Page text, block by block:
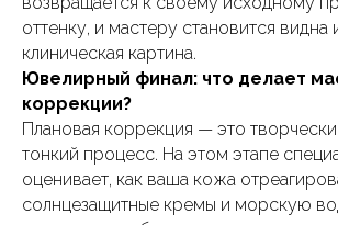
оттенку, и мастеру становится видна
клиническая картина.
Ювелирный финал: что делает
коррекции?
Плановая коррекция — это
тонкий процесс. На этом этапе
оценивает, как ваша кожа
солнцезащитные кремы и морскую